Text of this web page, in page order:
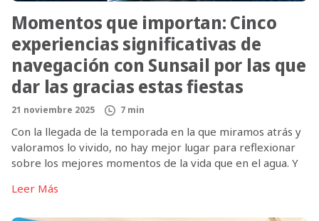
Momentos que importan: Cinco
experiencias significativas de
navegación con Sunsail por las que
dar las gracias estas fiestas
21 noviembre 2025 7 min
Con la llegada de la temporada en la que miramos atrás y
valoramos lo vivido, no hay mejor lugar para reflexionar
sobre los mejores momentos de la vida que en el agua. Y
reside realmente el agradecimiento: en las experiencias,
Leer Más